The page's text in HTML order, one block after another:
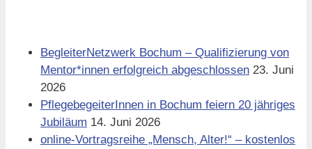
BegleiterNetzwerk Bochum – Qualifizierung von
Mentor*innen erfolgreich abgeschlossen 23. Juni
2026
PflegebegeiterInnen in Bochum feiern 20 jähriges
Jubiläum 14. Juni 2026
online-Vortragsreihe „Mensch, Alter!“ – kostenlos